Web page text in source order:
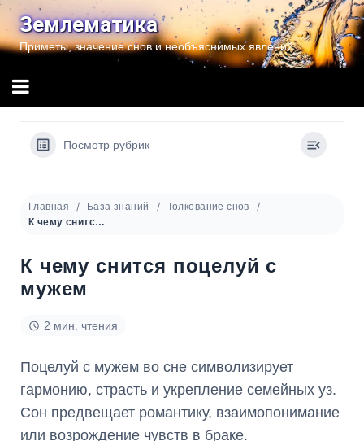
Перейти
содержимому
Землематика
Приметы, значение снов и необъяснимых явлений
Посмотр рубрик
Главная База знаний
Толкование снов
К чему снится поцелуй с мужем
К чему снится поцелуй с
мужем
2 мин. чтения
Поцелуй с мужем во сне символизирует
гармонию, страсть и укрепление семейных уз.
Сон предвещает романтику, взаимопонимание
или возрождение чувств в браке.